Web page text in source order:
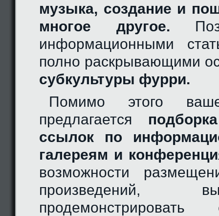
музыка, создание и
многое другое.
информационными
полно раскрывающими
субкультуры фурри.
Помимо этого
предлагается
ссылок по
галереям и
возможности
произведений,